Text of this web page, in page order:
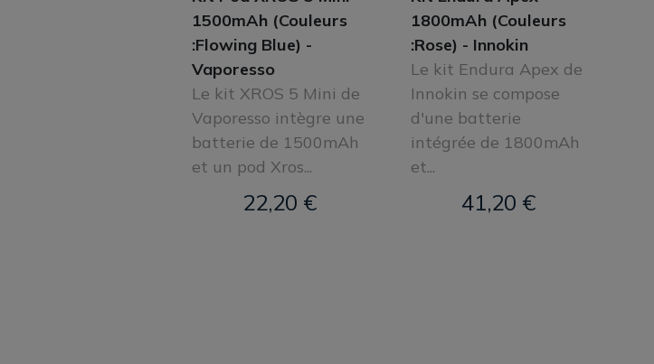
1500mAh (Couleurs
:Flowing Blue) -
Vaporesso
Le kit XROS 5 Mini de
Vaporesso intègre une
batterie de 1500mAh
et un pod Xros...
22,20 €
1800mAh (Couleurs
:Rose) - Innokin
Le kit Endura Apex de
Innokin se compose
d'une batterie
intégrée de 1800mAh
et...
41,20 €